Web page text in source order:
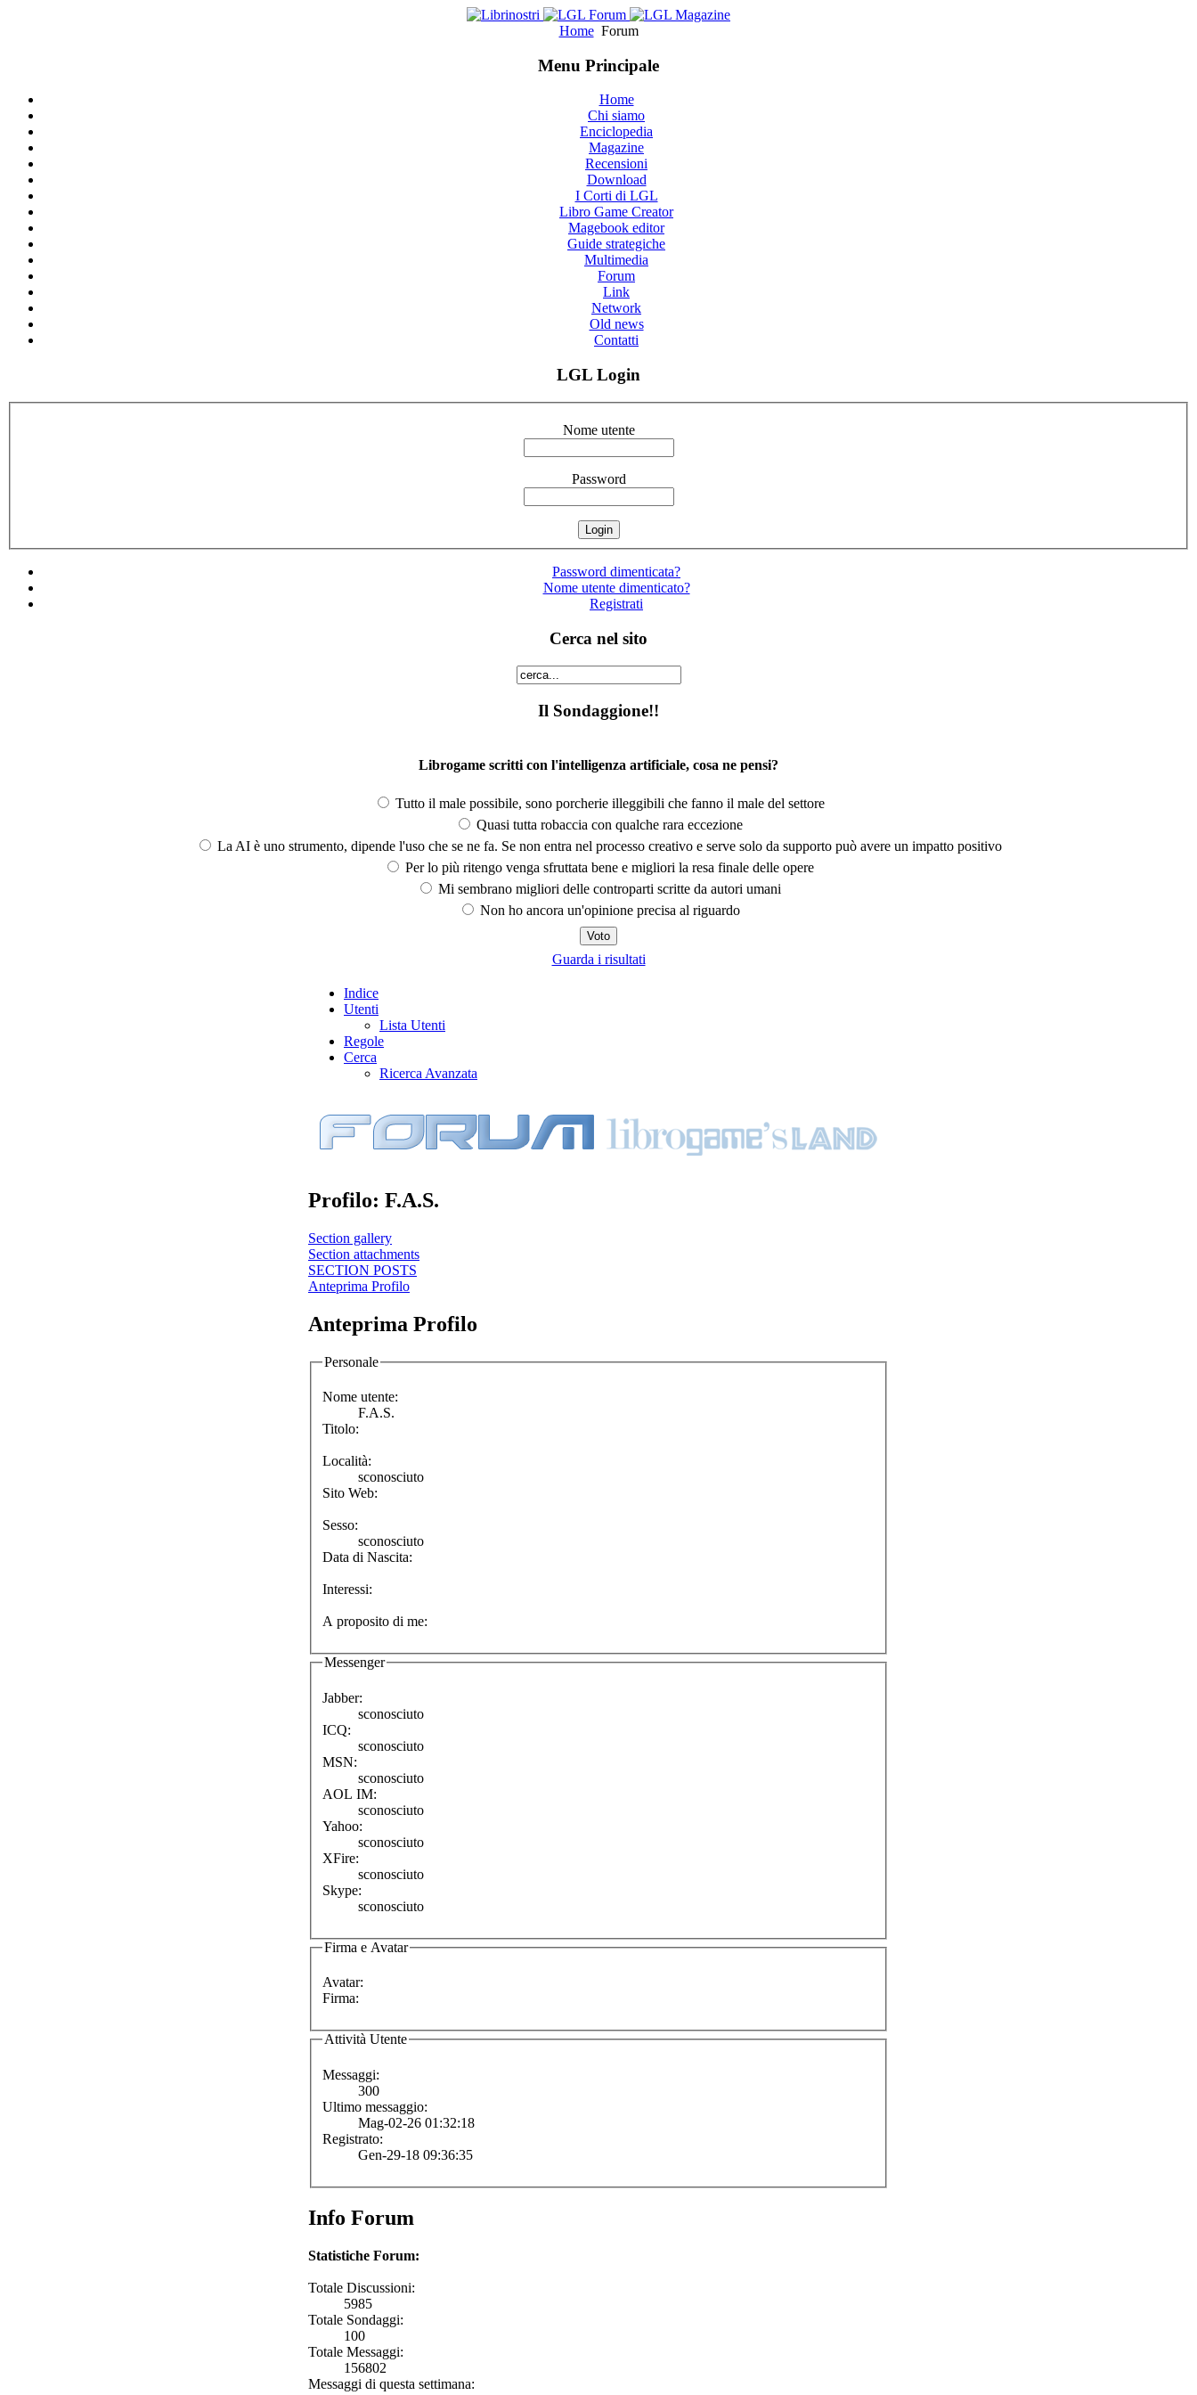
Home Forum
Menu Principale
Home
Chi siamo
Enciclopedia
Magazine
Recensioni
Download
I Corti di LGL
Libro Game Creator
Magebook editor
Guide strategiche
Multimedia
Forum
Link
Network
Old news
Contatti
LGL Login
Nome utente
Password
Password dimenticata?
Nome utente dimenticato?
Registrati
Cerca nel sito
Il Sondaggione!!
Librogame scritti con l'intelligenza artificiale, cosa ne pensi?
Tutto il male possibile, sono porcherie illeggibili che fanno il male del settore
Quasi tutta robaccia con qualche rara eccezione
La AI è uno strumento, dipende l'uso che se ne fa. Se non entra nel processo creativo e serve solo da supporto può avere un impatto positivo
Per lo più ritengo venga sfruttata bene e migliori la resa finale delle opere
Mi sembrano migliori delle controparti scritte da autori umani
Non ho ancora un'opinione precisa al riguardo
Guarda i risultati
Indice
Utenti
Lista Utenti
Regole
Cerca
Ricerca Avanzata
Profilo: F.A.S.
Section gallery
Section attachments
SECTION POSTS
Anteprima Profilo
Anteprima Profilo
Personale
Nome utente:
F.A.S.
Titolo:
Località:
sconosciuto
Sito Web:
Sesso:
sconosciuto
Data di Nascita:
Interessi:
A proposito di me:
Messenger
Jabber:
sconosciuto
ICQ:
sconosciuto
MSN:
sconosciuto
AOL IM:
sconosciuto
Yahoo:
sconosciuto
XFire:
sconosciuto
Skype:
sconosciuto
Firma e Avatar
Avatar:
Firma:
Attività Utente
Messaggi:
300
Ultimo messaggio:
Mag-02-26 01:32:18
Registrato:
Gen-29-18 09:36:35
Info Forum
Statistiche Forum:
Totale Discussioni:
5985
Totale Sondaggi:
100
Totale Messaggi:
156802
Messaggi di questa settimana: